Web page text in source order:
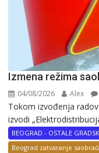
Izmena režima
04/08/2026 Alex
Tokom izvođenja
izvodi
BEOGRAD - OSTALE
Beograd zatvaranje